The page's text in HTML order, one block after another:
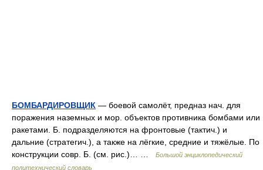
БОМБАРДИРОВЩИК — боевой самолёт, предназ нач. для
поражения наземных и мор. объектов противника бомбами или
ракетами. Б. подразделяются на фронтовые (тактич.) и
дальние (стратегич.), а также на лёгкие, средние и тяжёлые. По
конструкции совр. Б. (см. рис.)… …
Большой энциклопедический
политехнический словарь